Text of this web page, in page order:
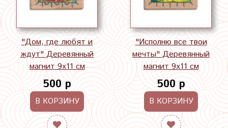
"Дом, где любят и
ждут" Деревянный
магнит 9х11 см
500 р
В КОРЗИНУ
"Исполню все твои
мечты" Деревянный
магнит 9х11 см
500 р
В КОРЗИНУ